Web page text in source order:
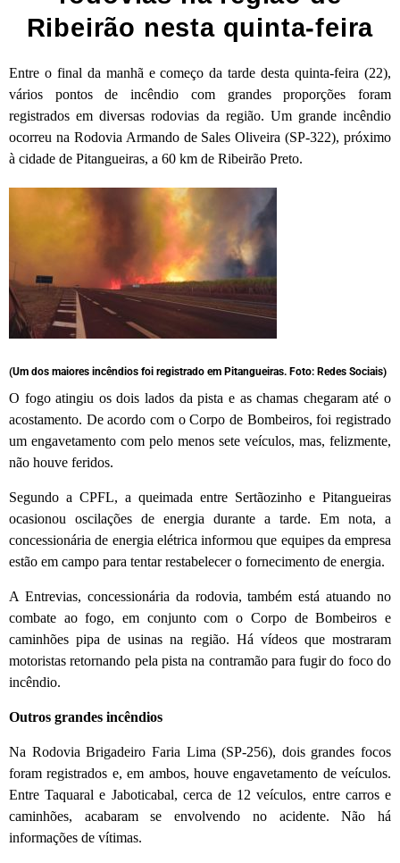
Ribeirão nesta quinta-feira
Entre o final da manhã e começo da tarde desta quinta-feira (22),
vários pontos de incêndio com grandes proporções foram
registrados em diversas rodovias da região. Um grande incêndio
ocorreu na Rodovia Armando de Sales Oliveira (SP-322), próximo
à cidade de Pitangueiras, a 60 km de Ribeirão Preto.
(Um dos maiores incêndios foi registrado em Pitangueiras. Foto: Redes Sociais)
O fogo atingiu os dois lados da pista e as chamas chegaram até o
acostamento. De acordo com o Corpo de Bombeiros, foi registrado
um engavetamento com pelo menos sete veículos, mas, felizmente,
não houve feridos.
Segundo a CPFL, a queimada entre Sertãozinho e Pitangueiras
ocasionou oscilações de energia durante a tarde. Em nota, a
concessionária de energia elétrica informou que equipes da empresa
estão em campo para tentar restabelecer o fornecimento de energia.
A Entrevias, concessionária da rodovia, também está atuando no
combate ao fogo, em conjunto com o Corpo de Bombeiros e
caminhões pipa de usinas na região. Há vídeos que mostraram
motoristas retornando pela pista na contramão para fugir do foco do
incêndio.
Outros grandes incêndios
Na Rodovia Brigadeiro Faria Lima (SP-256), dois grandes focos
foram registrados e, em ambos, houve engavetamento de veículos.
Entre Taquaral e Jaboticabal, cerca de 12 veículos, entre carros e
caminhões, acabaram se envolvendo no acidente. Não há
informações de vítimas.